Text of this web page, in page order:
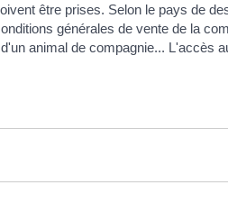
être prises. Selon le pays de
générales de vente de la
animal de compagnie... L'accès